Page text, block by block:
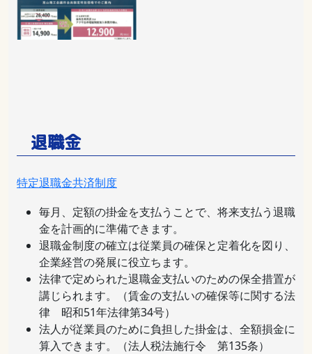
退職金
特定退職金共済制度
毎月、定額の掛金を支払うことで、将来支払う退職
金を計画的に準備できます。
退職金制度の確立は従業員の確保と定着化を図り、
企業経営の発展に役立ちます。
法律で定められた退職金支払いのための保全措置が
講じられます。（賃金の支払いの確保等に関する法
律 昭和51年法律第34号）
法人が従業員のために負担した掛金は、全額損金に
算入できます。（法人税法施行令 第135条）